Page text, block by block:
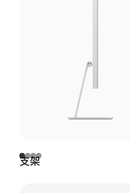
支架